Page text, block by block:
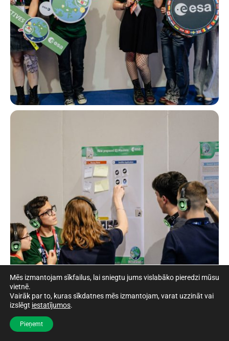
Mēs izmantojam sīkfailus, lai sniegtu jums vislabāko pieredzi mūsu
vietnē.
Vairāk par to, kuras sīkdatnes mēs izmantojam, varat uzzināt vai
izslēgt iestatījumos.
Pieņemt